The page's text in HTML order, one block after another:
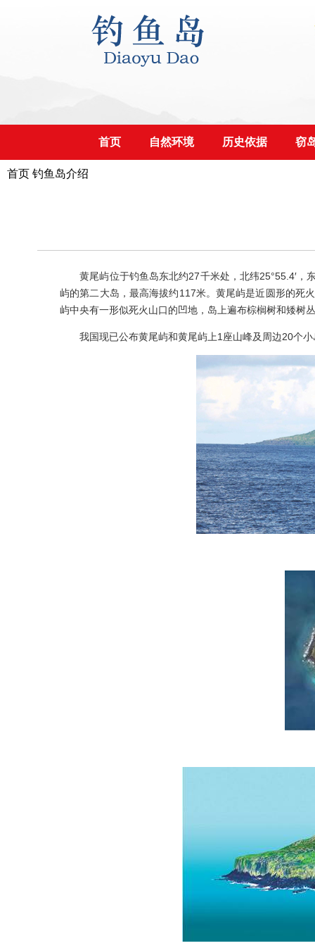
首页 自然环境 历史依据 窃
首页 钓鱼岛介绍
黄尾屿位于钓鱼岛东北约27千米处，北纬25°55.4′，
屿的第二大岛，最高海拔约117米。黄尾屿是近圆形的死
屿中央有一形似死火山口的凹地，岛上遍布棕榈树和矮树
我国现已公布黄尾屿和黄尾屿上1座山峰及周边20个小